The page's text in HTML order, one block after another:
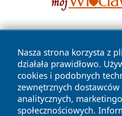
Nasza strona korzysta z
działała prawidłowo.
cookies i podobnych
zewnętrznych dostawców
analitycznych,
społecznościowych.
Copyright © 2026
zastrzeżone.